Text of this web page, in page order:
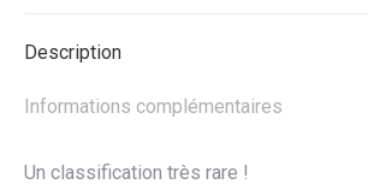
Description
Informations complémentaires
Un classification très rare !